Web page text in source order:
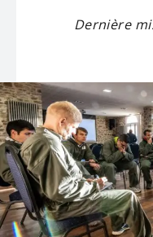
Dernière